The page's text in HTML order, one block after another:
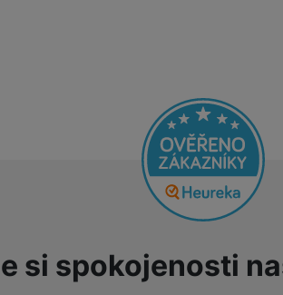
si spokojenosti